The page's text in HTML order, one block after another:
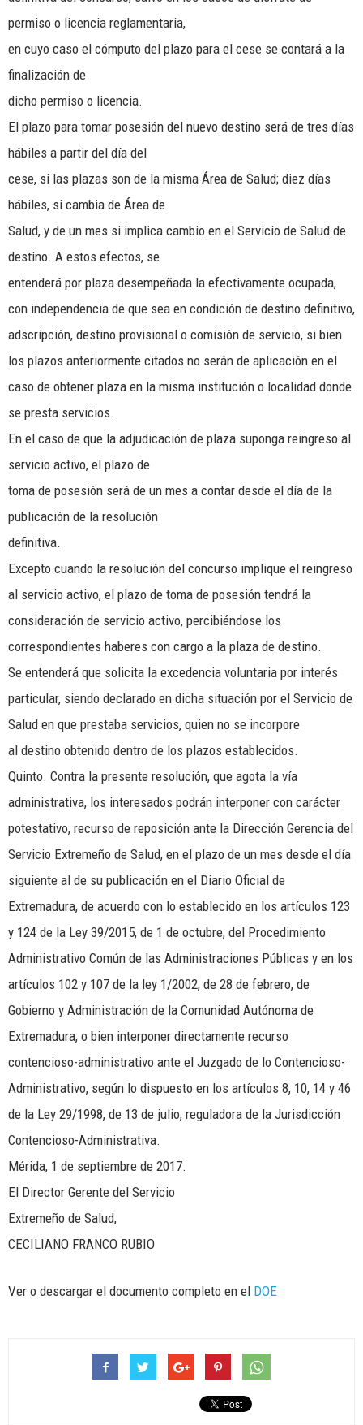
permiso o licencia reglamentaria,
en cuyo caso el cómputo del plazo para el cese se contará a la
finalización de
dicho permiso o licencia.
El plazo para tomar posesión del nuevo destino será de tres días
hábiles a partir del día del
cese, si las plazas son de la misma Área de Salud; diez días
hábiles, si cambia de Área de
Salud, y de un mes si implica cambio en el Servicio de Salud de
destino. A estos efectos, se
entenderá por plaza desempeñada la efectivamente ocupada,
con independencia de que sea en condición de destino definitivo,
adscripción, destino provisional o comisión de servicio, si bien
los plazos anteriormente citados no serán de aplicación en el
caso de obtener plaza en la misma institución o localidad donde
se presta servicios.
En el caso de que la adjudicación de plaza suponga reingreso al
servicio activo, el plazo de
toma de posesión será de un mes a contar desde el día de la
publicación de la resolución
definitiva.
Excepto cuando la resolución del concurso implique el reingreso
al servicio activo, el plazo de toma de posesión tendrá la
consideración de servicio activo, percibiéndose los
correspondientes haberes con cargo a la plaza de destino.
Se entenderá que solicita la excedencia voluntaria por interés
particular, siendo declarado en dicha situación por el Servicio de
Salud en que prestaba servicios, quien no se incorpore
al destino obtenido dentro de los plazos establecidos.
Quinto. Contra la presente resolución, que agota la vía
administrativa, los interesados podrán interponer con carácter
potestativo, recurso de reposición ante la Dirección Gerencia del
Servicio Extremeño de Salud, en el plazo de un mes desde el día
siguiente al de su publicación en el Diario Oficial de
Extremadura, de acuerdo con lo establecido en los artículos 123
y 124 de la Ley 39/2015, de 1 de octubre, del Procedimiento
Administrativo Común de las Administraciones Públicas y en los
artículos 102 y 107 de la ley 1/2002, de 28 de febrero, de
Gobierno y Administración de la Comunidad Autónoma de
Extremadura, o bien interponer directamente recurso
contencioso-administrativo ante el Juzgado de lo Contencioso-
Administrativo, según lo dispuesto en los artículos 8, 10, 14 y 46
de la Ley 29/1998, de 13 de julio, reguladora de la Jurisdicción
Contencioso-Administrativa.
Mérida, 1 de septiembre de 2017.
El Director Gerente del Servicio
Extremeño de Salud,
CECILIANO FRANCO RUBIO
Ver o descargar el documento completo en el DOE